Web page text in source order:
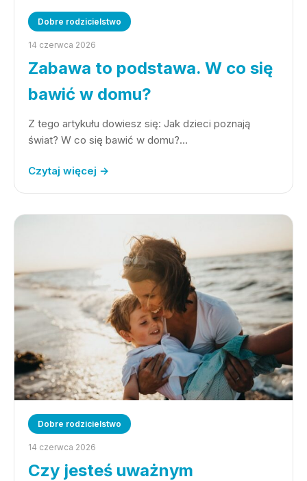
Dobre rodzicielstwo
14 czerwca 2026
Zabawa to podstawa. W co się
bawić w domu?
Z tego artykułu dowiesz się: Jak dzieci poznają
świat? W co się bawić w domu?…
Czytaj więcej →
Dobre rodzicielstwo
14 czerwca 2026
Czy jesteś uważnym